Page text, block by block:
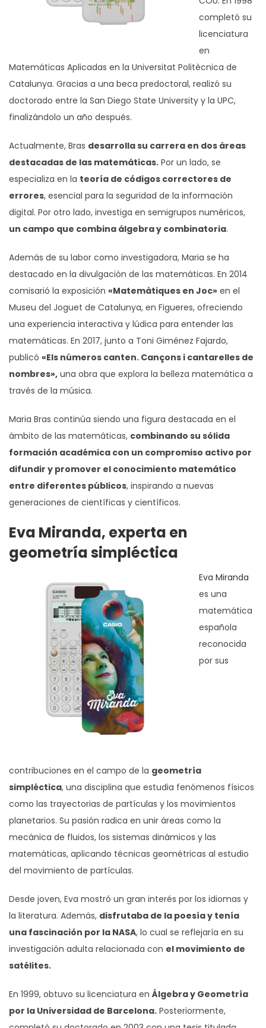
completó su
licenciatura
en
Matemáticas Aplicadas en la Universitat Politècnica de
Catalunya. Gracias a una beca predoctoral, realizó su
doctorado entre la San Diego State University y la UPC,
finalizándolo un año después.
Actualmente, Bras desarrolla su carrera en dos áreas
destacadas de las matemáticas. Por un lado, se
especializa en la teoría de códigos correctores de
errores, esencial para la seguridad de la información
digital. Por otro lado, investiga en semigrupos numéricos,
un campo que combina álgebra y combinatoria.
Además de su labor como investigadora, Maria se ha
destacado en la divulgación de las matemáticas. En 2014
comisarió la exposición «Matemàtiques en Joc» en el
Museu del Joguet de Catalunya, en Figueres, ofreciendo
una experiencia interactiva y lúdica para entender las
matemáticas. En 2017, junto a Toni Giménez Fajardo,
publicó «Els números canten. Cançons i cantarelles de
nombres», una obra que explora la belleza matemática a
través de la música.
Maria Bras continúa siendo una figura destacada en el
ámbito de las matemáticas, combinando su sólida
formación académica con un compromiso activo por
difundir y promover el conocimiento matemático
entre diferentes públicos, inspirando a nuevas
generaciones de científicas y científicos.
Eva Miranda, experta en
geometría simpléctica
Eva Miranda
es una
matemática
española
reconocida
por sus
contribuciones en el campo de la geometría
simpléctica, una disciplina que estudia fenómenos físicos
como las trayectorias de partículas y los movimientos
planetarios. Su pasión radica en unir áreas como la
mecánica de fluidos, los sistemas dinámicos y las
matemáticas, aplicando técnicas geométricas al estudio
del movimiento de partículas.
Desde joven, Eva mostró un gran interés por los idiomas y
la literatura. Además, disfrutaba de la poesía y tenía
una fascinación por la NASA, lo cual se reflejaría en su
investigación adulta relacionada con el movimiento de
satélites.
En 1999, obtuvo su licenciatura en Álgebra y Geometría
por la Universidad de Barcelona. Posteriormente,